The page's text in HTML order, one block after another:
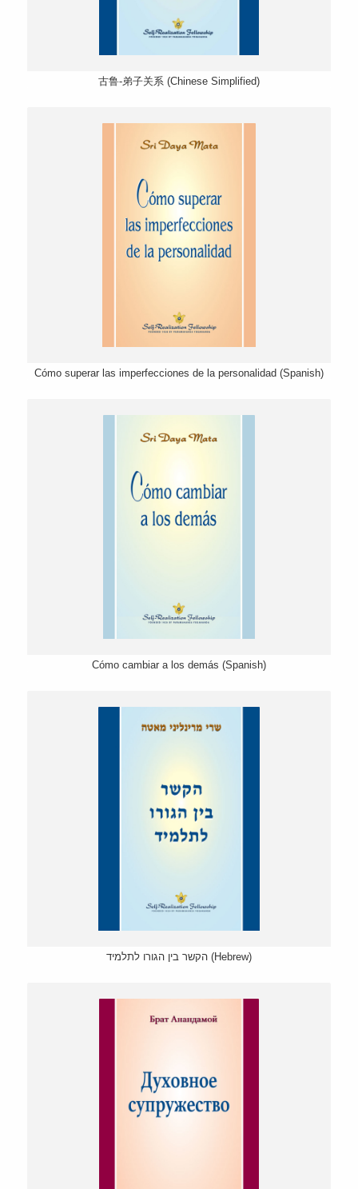
古鲁-弟子关系 (Chinese Simplified)
Cómo superar las imperfecciones de la personalidad (Spanish)
Cómo cambiar a los demás (Spanish)
הקשר בין הגורו לתלמיד (Hebrew)